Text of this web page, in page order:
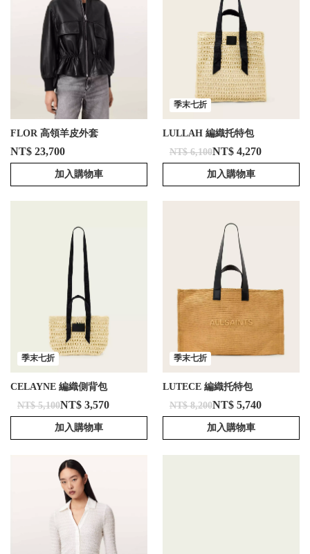
FLOR 高領羊皮外套
NT$ 23,700
加入購物車
季末七折
LULLAH 編織托特包
NT$ 6,100NT$ 4,270
加入購物車
季末七折
CELAYNE 編織側背包
NT$ 5,100NT$ 3,570
加入購物車
季末七折
LUTECE 編織托特包
NT$ 8,200NT$ 5,740
加入購物車